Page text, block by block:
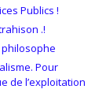
Publics !
.!
Pour
de l’exploitation